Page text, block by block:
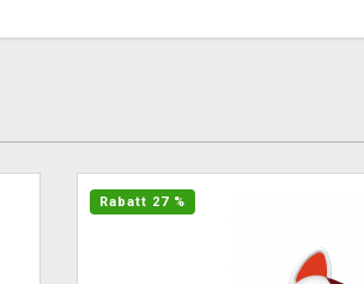
Rabatt 27 %